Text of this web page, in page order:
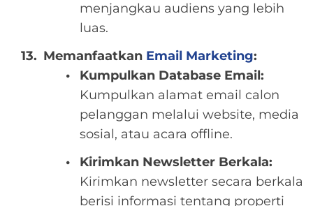
menjangkau audiens yang lebih
luas.
Memanfaatkan Email Marketing:
Kumpulkan Database Email:
Kumpulkan alamat email calon
pelanggan melalui website, media
sosial, atau acara offline.
Kirimkan Newsletter Berkala:
Kirimkan newsletter secara berkala
berisi informasi tentang properti